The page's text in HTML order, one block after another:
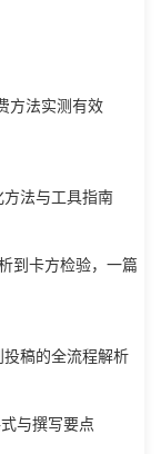
方法实测有效
法与工具指南
到卡方检验，一篇
稿的全流程解析
与撰写要点